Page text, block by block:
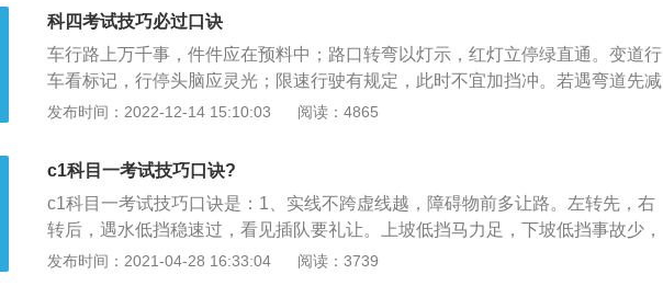
真观察、瞭望）；5、安全的都对（保证安全、确保安全、安全通过）；6、不听
话的都错（只要、可、可以）；7、快的都错（立即、直接、加速通过、迅速通
过、急打方向盘、猛打方向盘、迅速向左右躲避、紧急制动）。
科四考试技巧必过口诀
车行路上万千事，件件应在预料中；路口转弯以灯示，红灯立停绿直通。变道行
车看标记，行停头脑应灵光；限速行驶有规定，此时不宜加挡冲。若遇弯道先减
速，减速减挡油全松；减至三挡稳住油，弯过再把油门轰。超车道上不减挡，减
安全文明驾驶操作规定、极端气象和复杂性道路环境下的行车安全知识、爆胎等
紧急状况下的临危解决办法，还有出现交通事故后的解决知识等。根据公安部驾
驶证管理有关规定，科目三安全文明驾驶知识（俗称科目四）考试通过后一日内
发证，且驾驶证档案内需收存完整的驾校培训记录。驾驶车辆的批准是通过驾驶
证的核发来完成的。这表明了获取驾驶证是一种具备相应格式的行为，必需有专
发布时间：2022-12-14 15:10:03 阅读：4865
c1科目一考试技巧口诀?
c1科目一考试技巧口诀是：1、实线不跨虚线越，障碍物前多让路。左转先，右
转后，遇水低挡稳速过，看见插队要礼让。上坡低挡马力足，下坡低挡事故少，
特殊车辆要避让；2、车上路，看标线，看标志，遇见超车靠右行。见爆胎，稳
发布时间：2021-04-28 16:33:04 阅读：3739